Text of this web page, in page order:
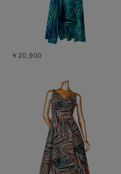
￥20,900